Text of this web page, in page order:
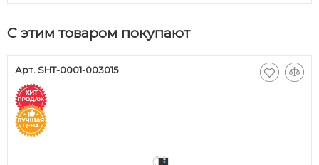
С этим товаром покупают
Арт. SHT-0001-003015